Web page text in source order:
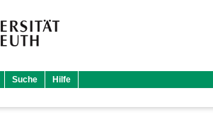
Suche Hilfe